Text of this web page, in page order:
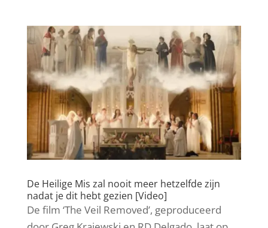
De Heilige Mis zal nooit meer hetzelfde zijn
nadat je dit hebt gezien [Video]
De film ‘The Veil Removed’, geproduceerd